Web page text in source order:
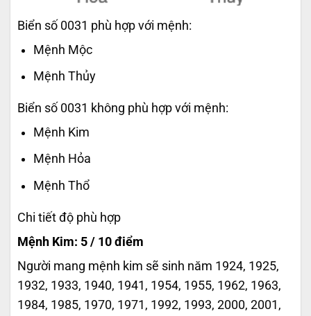
Biển số 0031 phù hợp với mệnh:
Mệnh Mộc
Mệnh Thủy
Biển số 0031 không phù hợp với mệnh:
Mệnh Kim
Mệnh Hỏa
Mệnh Thổ
Chi tiết độ phù hợp
Mệnh Kim: 5 / 10 điểm
Người mang mệnh kim sẽ sinh năm 1924, 1925,
1932, 1933, 1940, 1941, 1954, 1955, 1962, 1963,
1984, 1985, 1970, 1971, 1992, 1993, 2000, 2001,